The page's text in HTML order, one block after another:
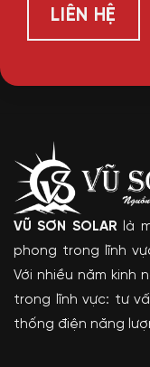
LIÊN HỆ
VŨ SƠN SOLAR là
phong trong lĩnh
Với nhiều năm kinh
trong lĩnh vực: tư
thống điện năng